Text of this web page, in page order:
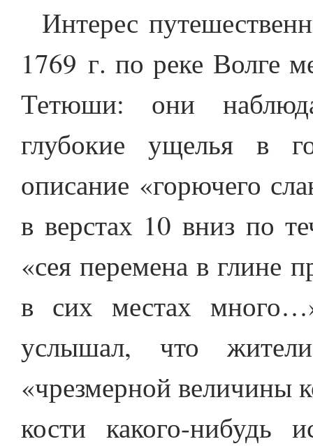
Интерес
1769 г. по реке Волге
Тетюши: они
глубокие ущелья в
описание «горючего
в верстах 10 вниз по
«сея перемена в глине
в сих местах
услышал, что
«чрезмерной величины
кости какого-нибудь